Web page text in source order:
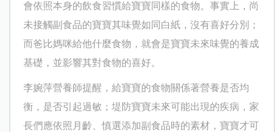
會依照本身的飲食習慣給寶寶同樣的食物。事實上，尚
未接觸副食品的寶寶其味覺如同白紙，沒有喜好分別；
而爸比媽咪給他什麼食物，就會是寶寶未來味覺的養成
基礎，並影響其對食物的喜好。
李婉萍營養師提醒，給寶寶的食物關係著營養是否均
衡，是否引起過敏；堤防寶寶未來可能出現的疾病，家
長們應依照月齡、慎選添加副食品時的素材，寶寶才可